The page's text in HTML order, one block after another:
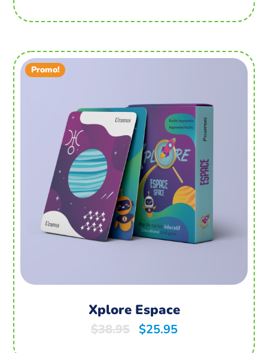
Promo!
Xplore Espace
$38.95 $25.95